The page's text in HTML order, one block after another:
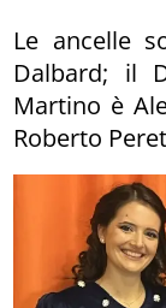
Le ancelle
Dalbard; il
Martino è
Roberto